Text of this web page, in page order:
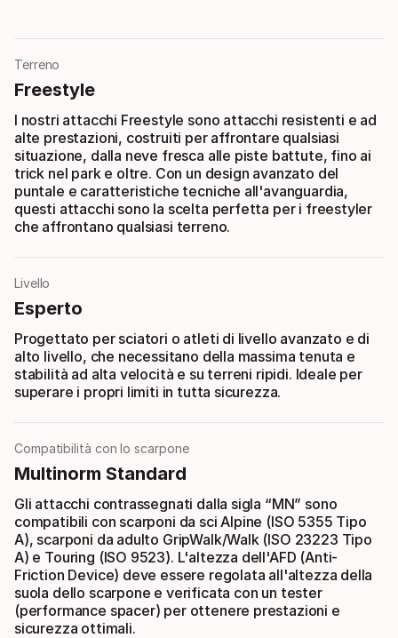
Terreno
Freestyle
I nostri attacchi Freestyle sono attacchi resistenti e ad
alte prestazioni, costruiti per affrontare qualsiasi
situazione, dalla neve fresca alle piste battute, fino ai
trick nel park e oltre. Con un design avanzato del
puntale e caratteristiche tecniche all'avanguardia,
questi attacchi sono la scelta perfetta per i freestyler
che affrontano qualsiasi terreno.
Livello
Esperto
Progettato per sciatori o atleti di livello avanzato e di
alto livello, che necessitano della massima tenuta e
stabilità ad alta velocità e su terreni ripidi. Ideale per
superare i propri limiti in tutta sicurezza.
Compatibilità con lo scarpone
Multinorm Standard
Gli attacchi contrassegnati dalla sigla “MN” sono
compatibili con scarponi da sci Alpine (ISO 5355 Tipo
A), scarponi da adulto GripWalk/Walk (ISO 23223 Tipo
A) e Touring (ISO 9523). L'altezza dell'AFD (Anti-
Friction Device) deve essere regolata all'altezza della
suola dello scarpone e verificata con un tester
(performance spacer) per ottenere prestazioni e
sicurezza ottimali.